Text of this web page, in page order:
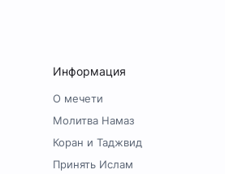
Информация
О мечети
Молитва Намаз
Коран и Таджвид
Принять Ислам